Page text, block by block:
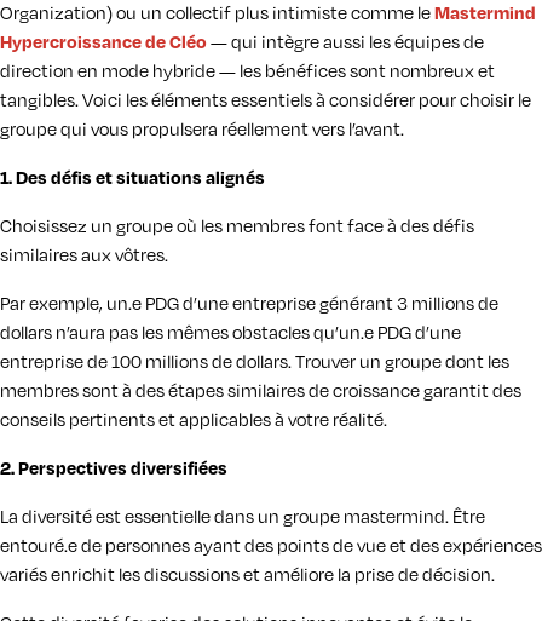
Organization) ou un collectif plus intimiste comme leMastermind
Hypercroissance de Cléo— qui intègre aussi les équipes de
direction en mode hybride — les bénéfices sont nombreux et
tangibles. Voici les éléments essentiels à considérer pour choisir le
groupe qui vous propulsera réellement vers l’avant.
1. Des défis et situations alignés
Choisissez un groupe où les membres font face à des défis
similaires aux vôtres.
Par exemple, un.e PDG d’une entreprise générant 3 millions de
dollars n’aura pas les mêmes obstacles qu’un.e PDG d’une
entreprise de 100 millions de dollars. Trouver un groupe dont les
membres sont à des étapes similaires de croissance garantit des
conseils pertinents et applicables à votre réalité.
2. Perspectives diversifiées
La diversité est essentielle dans un groupe mastermind. Être
entouré.e de personnes ayant des points de vue et des expériences
variés enrichit les discussions et améliore la prise de décision.